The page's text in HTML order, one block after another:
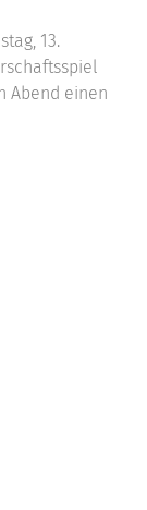
13.
Abend einen